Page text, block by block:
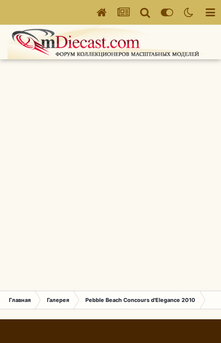
Главная Галерея Pebble Beach Concours d'Elegance 2010